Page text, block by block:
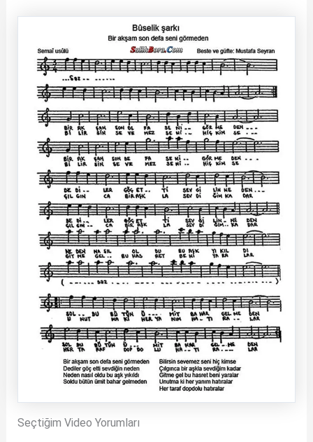
Seçtiğim Video Yorumları